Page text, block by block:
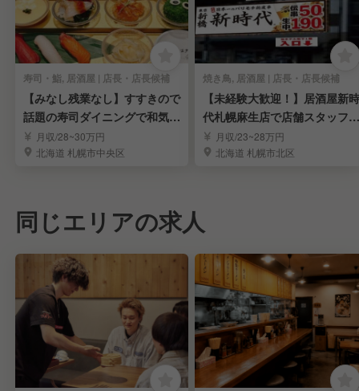
寿司・鮨, 居酒屋 | 店長・店長候補
【みなし残業なし】すすきので
話題の寿司ダイニングで和気あ
いあいと働く！
月収/28~30万円
北海道 札幌市中央区
焼き鳥, 居酒屋 | 店長・店長候補
【未経験大歓迎！】居酒屋新時
代札幌麻生店で店舗スタッフを
募集！
月収/23~28万円
北海道 札幌市北区
同じエリアの求人